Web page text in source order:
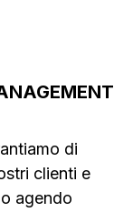
di
clienti e
agendo